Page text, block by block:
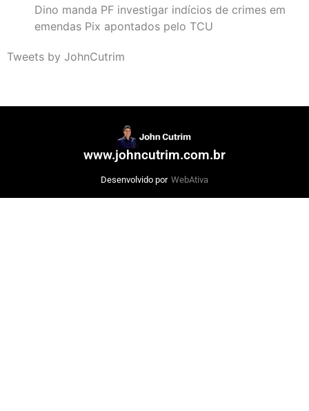
Dino manda PF investigar indícios de crimes em
emendas Pix apontados pelo TCU
Tweets by JohnCutrim
www.johncutrim.com.br
Desenvolvido por WebAtiva